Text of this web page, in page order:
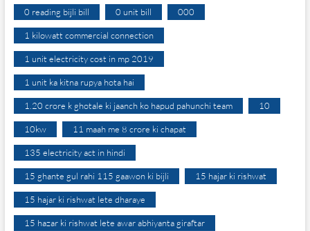
0 reading bijli bill 0 unit bill 000
1 kilowatt commercial connection
1 unit electricity cost in mp 2019
1 unit ka kitna rupya hota hai
1.20 crore k ghotale ki jaanch ko hapud pahunchi team 10
10kw 11 maah me 8 crore ki chapat
135 electricity act in hindi
15 ghante gul rahi 115 gaawon ki bijli 15 hajar ki rishwat
15 hajar ki rishwat lete dharaye
15 hazar ki rishwat lete awar abhiyanta giraftar